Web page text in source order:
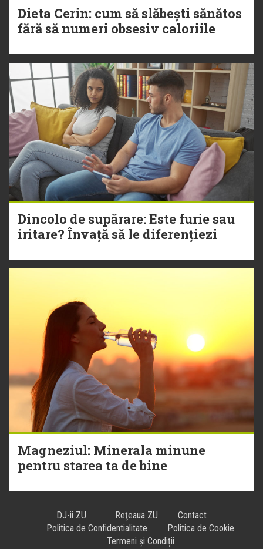
Dieta Cerin: cum să slăbești sănătos
fără să numeri obsesiv caloriile
Dincolo de supărare: Este furie sau
iritare? Învață să le diferențiezi
Magneziul: Minerala minune
pentru starea ta de bine
DJ-ii ZU Reţeaua ZU
Contact
Politica de Confidentialitate
Politica de Cookie
Termeni și Condiții